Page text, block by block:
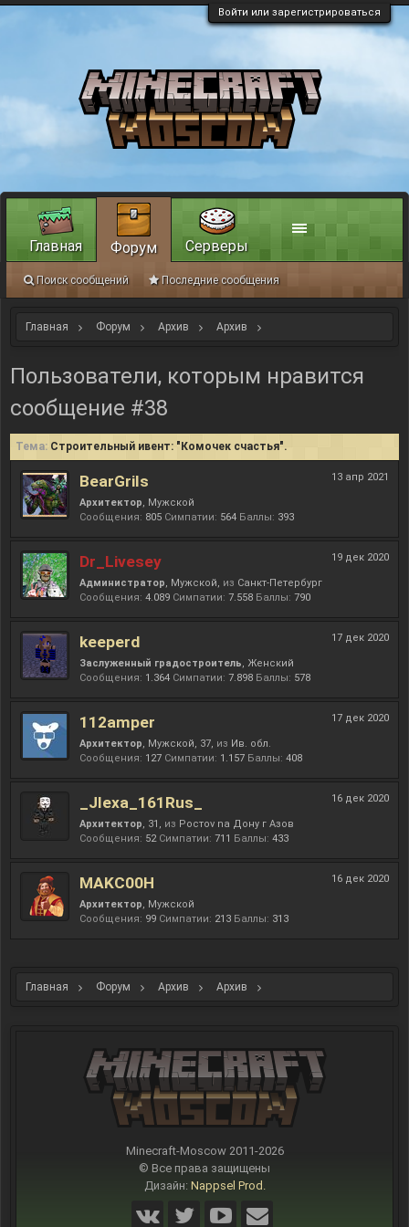
Войти или зарегистрироваться
Главная Форум Архив Архив
Пользователи, которым нравится
сообщение #38
Тема: Строительный ивент: "Комочек счастья".
13 апр 2021
BearGrils
Архитектор, Мужской
Сообщения: 805 Симпатии: 564 Баллы: 393
19 дек 2020
Dr_Livesey
Администратор, Мужской, из Санкт-Петербург
Сообщения: 4.089 Симпатии: 7.558 Баллы: 790
17 дек 2020
keeperd
Заслуженный градостроитель, Женский
Сообщения: 1.364 Симпатии: 7.898 Баллы: 578
17 дек 2020
112amper
Архитектор, Мужской, 37, из Ив. обл.
Сообщения: 127 Симпатии: 1.157 Баллы: 408
16 дек 2020
_Jlexa_161Rus_
Архитектор, 31, из Рoстov na Дoну г Азов
Сообщения: 52 Симпатии: 711 Баллы: 433
16 дек 2020
MAKC00H
Архитектор, Мужской
Сообщения: 99 Симпатии: 213 Баллы: 313
Главная Форум Архив Архив
Minecraft-Moscow 2011-2026
© Все права защищены
Дизайн: Nappsel Prod.
Главная Форум
Поиск сообщений Последние сообщения
Серверы